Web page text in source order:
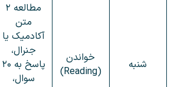
شنبه
خواندن
(Reading)
مطالعه ۲
متن
آکادمیک یا
جنرال،
پاسخ به ۲۰
سوال،